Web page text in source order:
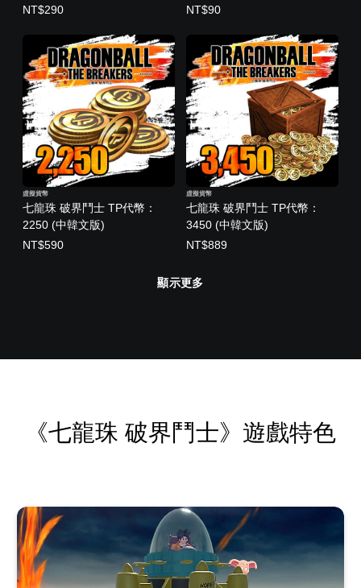
NT$290 NT$90
七龍珠 破界鬥士 TP代幣：
2250 (中韓文版)
虛擬貨幣
NT$590
七龍珠 破界鬥士 TP代幣：
3450 (中韓文版)
虛擬貨幣
NT$889
顯示更多
《七龍珠 破界鬥士》遊戲特色